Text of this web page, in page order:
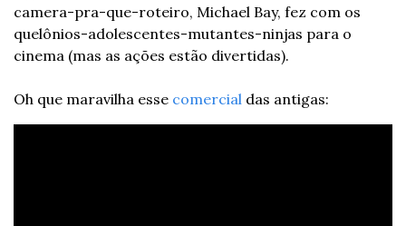
camera-pra-que-roteiro, Michael Bay, fez com os
quelônios-adolescentes-mutantes-ninjas para o
cinema (mas as ações estão divertidas).
Oh que maravilha esse comercial das antigas: